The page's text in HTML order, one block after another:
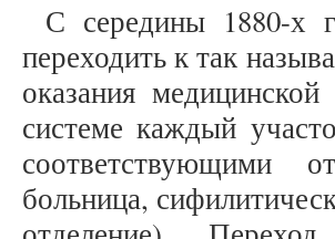
С середины 1880-х
переходить к так
оказания
системе каждый
соответствующими
больница,